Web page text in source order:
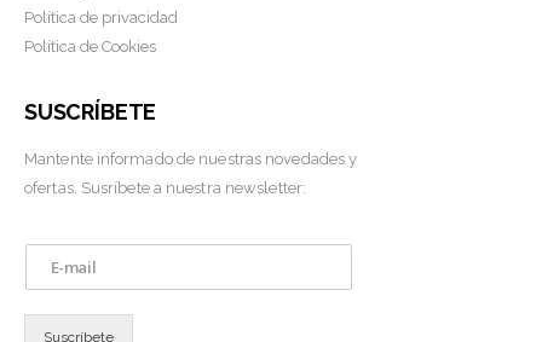
Política de privacidad
Política de Cookies
SUSCRÍBETE
Mantente informado de nuestras novedades y
ofertas. Susríbete a nuestra newsletter:
Suscríbete